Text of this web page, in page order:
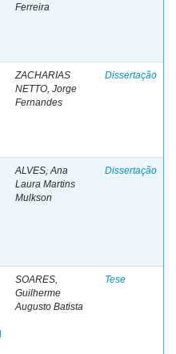
Ferreira
ZACHARIAS
NETTO, Jorge
Fernandes
Dissertação
ALVES, Ana
Laura Martins
Mulkson
Dissertação
SOARES,
Guilherme
Augusto Batista
Tese